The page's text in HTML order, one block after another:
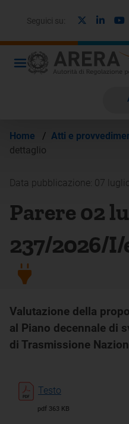
Seguici su:
Home / Atti e
dettaglio
Data pubblicazione: 07
Parere 02
237/2026/I/
Valutazione della
al Piano decennale di
di Trasmissione
Testo
pdf 363 KB